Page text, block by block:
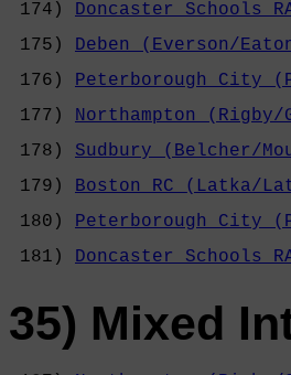
174) Doncaster Schools
175) Deben (Everson/
176) Peterborough City
177) Northampton (Rigby/
178) Sudbury (Belcher/
179) Boston RC (Latka/
180) Peterborough City
181) Doncaster Schools
35) Mixed